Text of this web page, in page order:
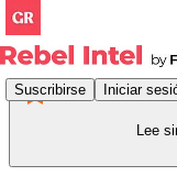
Suscribirse Iniciar
Lee